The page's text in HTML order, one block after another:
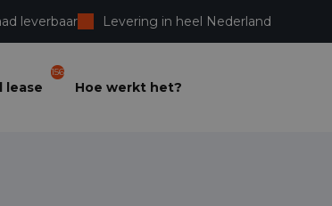
leverbaar Levering in heel Nederland
lease
156
Hoe werkt het?